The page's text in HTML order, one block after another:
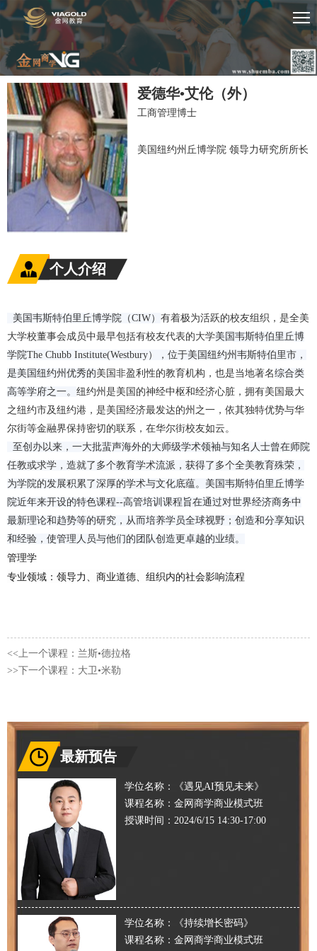
爱德华•艾伦（外）
工商管理博士
美国纽约州丘博学院 领导力研究所所长
个人介绍
美国韦斯特伯里丘博学院（CIW） 有着极为活跃的校友组织，是全美
大学校董事会成员中最早包括有校友代表的大学美国韦斯特伯里丘博
学院The Chubb Institute(Westbury），位于美国纽约州韦斯特伯里市，
是美国纽约州优秀的美国 非盈利性的教育机构，也是当地著名综合类
高等学府之一。 纽约州是美国的神经中枢和经济心脏，拥有美国最大
之纽约市及纽约港，是美国经济最发达的州之一，依其独特优势与华
尔街等金融界保持密切的联系，在华尔街校友如云。
至创办以来，一大批蜚声海外的大师级学术领袖与知名人士曾在师院
任教或求学，造就了多个教育学术流派，获得了多个全美教育殊荣，
为学院的发展积累了深厚的学术与文化底蕴。美国韦斯特伯里丘博学
院近年来开设的特色课程--高管培训课程旨在通过对世界经济商务中
最新理论和趋势等的研究，从而培养学员全球视野；创造和分享知识
和经验，使管理人员与他们的团队创造更卓越的业绩。
管理学
专业领域：领导力、商业道德、组织内的社会影响流程
<<上一个课程：兰斯•德拉格
>>下一个课程：大卫•米勒
最新预告
学位名称：
《遇见AI预见未来》
课程名称：金网商学商业模式班
授课时间： 2024/6/15 14:30-17:00
学位名称：
《持续增长密码》
课程名称：金网商学商业模式班